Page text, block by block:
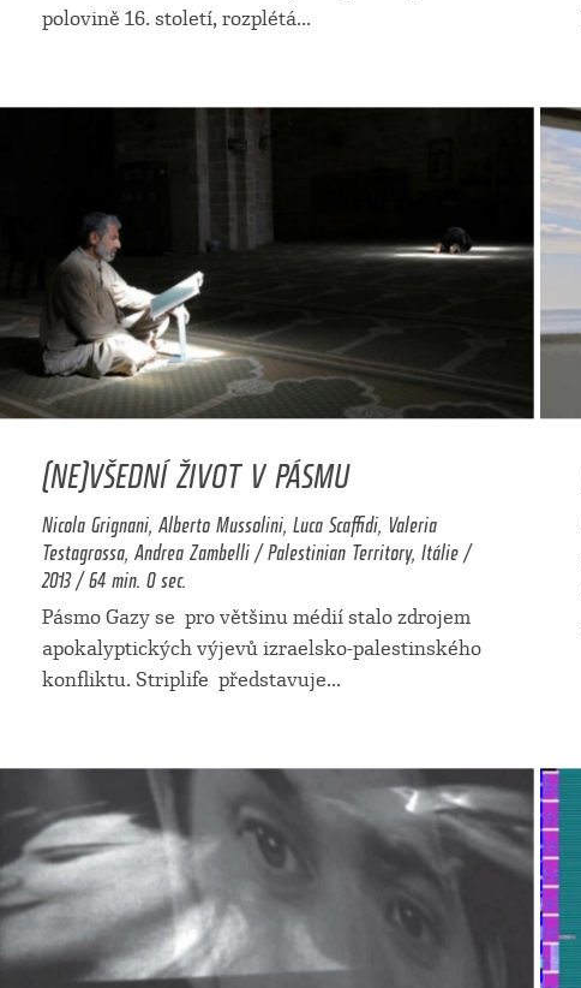
polovině 16. století, rozplétá...
(NE)VŠEDNÍ ŽIVOT V PÁSMU
Nicola Grignani, Alberto Mussolini, Luca Scaffidi, Valeria
Testagrossa, Andrea Zambelli / Palestinian Territory, Itálie /
2013 / 64 min. 0 sec.
Pásmo Gazy se pro většinu médií stalo zdrojem
apokalyptických výjevů izraelsko-palestinského
konfliktu. Striplife představuje...